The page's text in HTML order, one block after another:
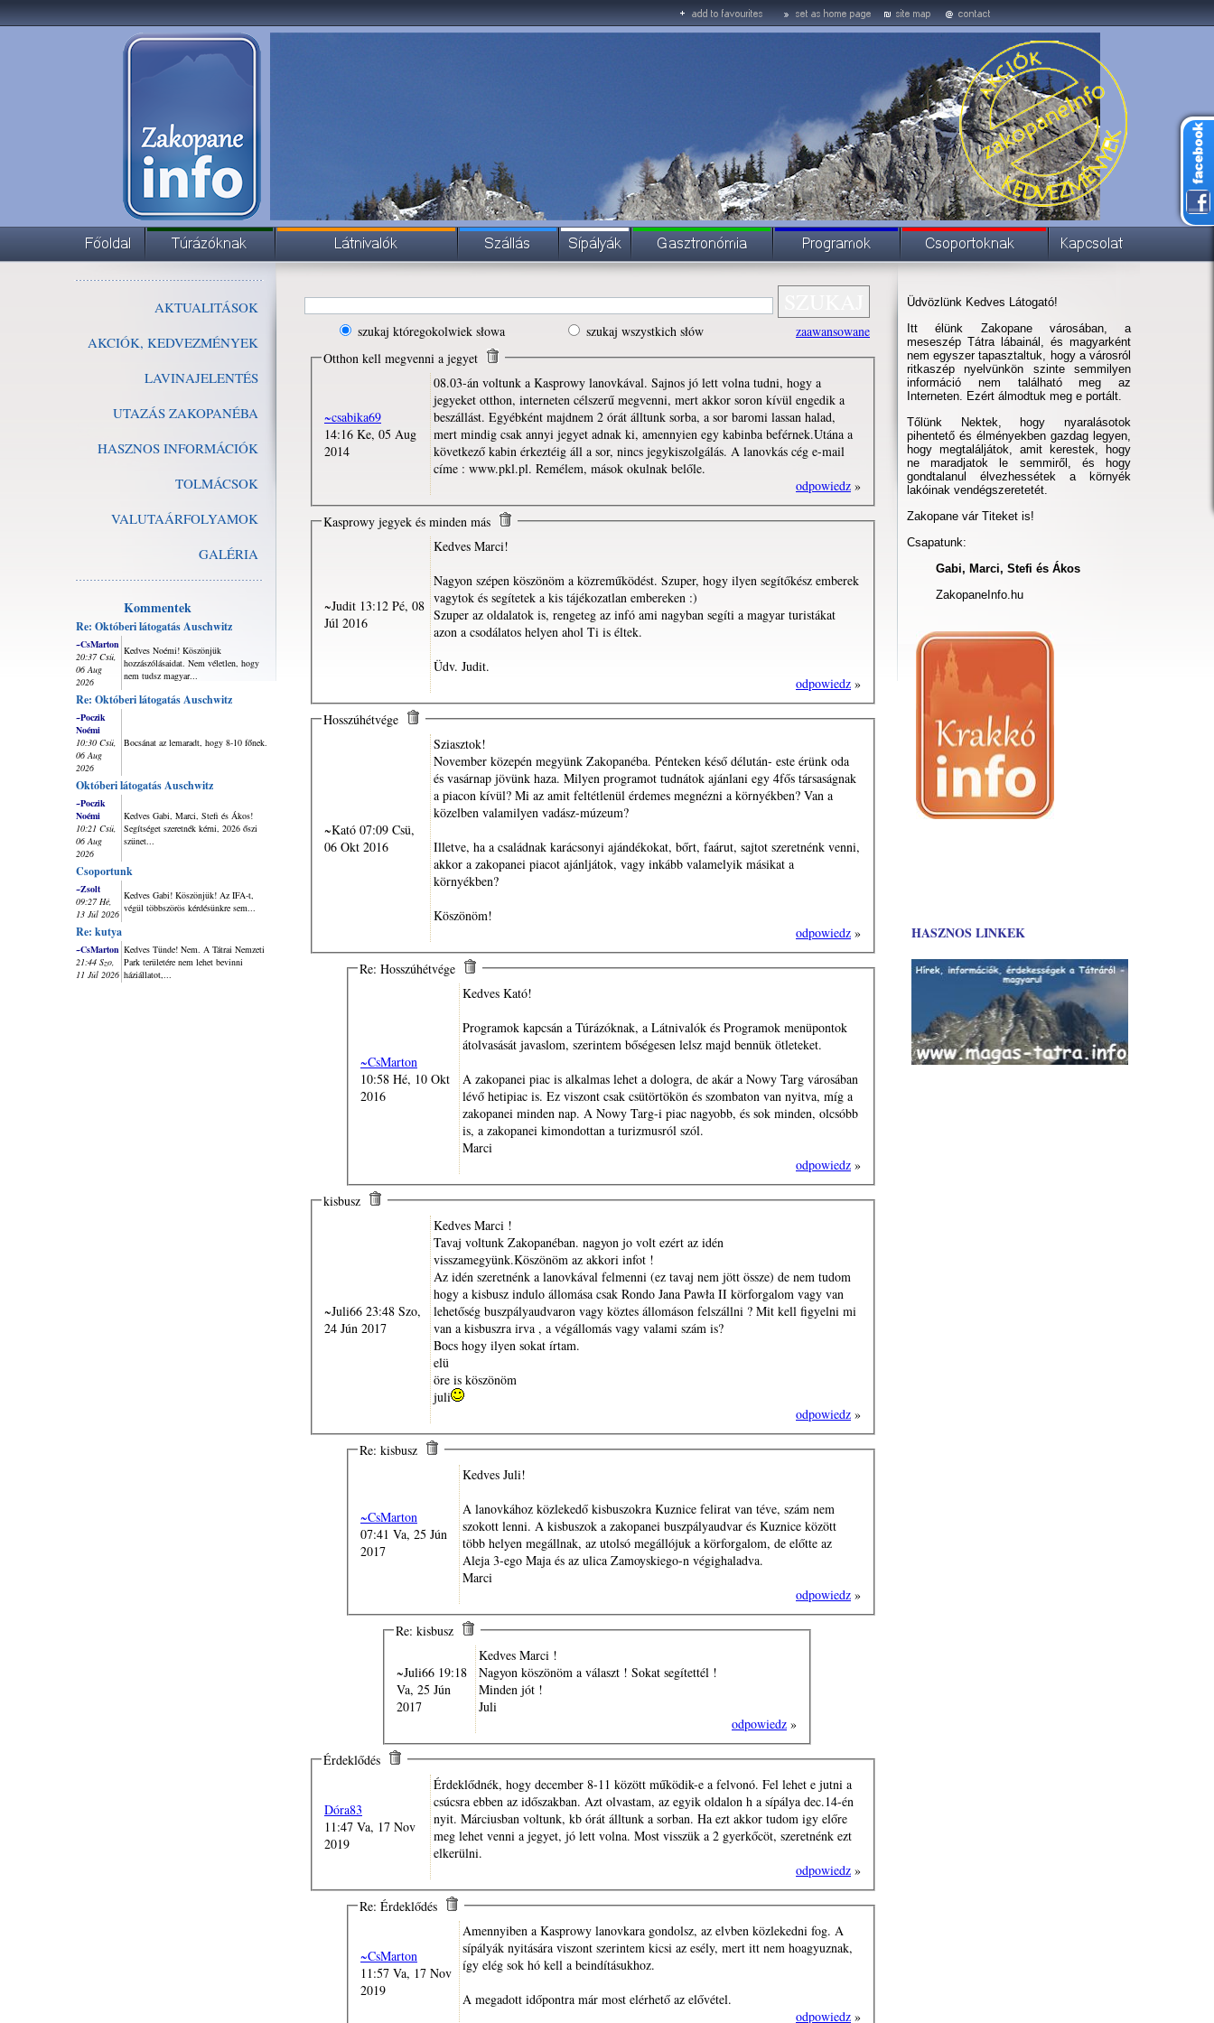
AKTUALITÁSOK
AKCIÓK, KEDVEZMÉNYEK
LAVINAJELENTÉS
UTAZÁS ZAKOPANÉBA
HASZNOS INFORMÁCIÓK
TOLMÁCSOK
VALUTAÁRFOLYAMOK
GALÉRIA
Kommentek
Re: Októberi látogatás Auschwitz
~CsMarton
20:37 Csü,
06 Aug
2026
Kedves Noémi! Köszönjük
hozzászólásaidat. Nem véletlen, hogy
nem tudsz magyar...
Re: Októberi látogatás Auschwitz
~Poczik
Noémi
10:30 Csü,
06 Aug
2026
Bocsánat az lemaradt, hogy 8-10 főnek.
Októberi látogatás Auschwitz
~Poczik
Noémi
10:21 Csü,
06 Aug
2026
Kedves Gabi, Marci, Stefi és Ákos!
Segítséget szeretnék kérni, 2026 őszi
szünet...
Csoportunk
~Zsolt
09:27 Hé,
13 Júl 2026
Kedves Gabi! Köszönjük! Az IFA-t,
végül többszörös kérdésünkre sem...
Re: kutya
~CsMarton
21:44 Szo,
11 Júl 2026
Kedves Tünde! Nem. A Tátrai Nemzeti
Park területére nem lehet bevinni
háziállatot,...
szukaj któregokolwiek słowa szukaj wszystkich słów
zaawansowane
Otthon kell megvenni a jegyet
~csabika69
14:16 Ke, 05 Aug
2014
08.03-án voltunk a Kasprowy lanovkával. Sajnos jó lett volna tudni, hogy a
jegyeket otthon, interneten célszerű megvenni, mert akkor soron kívül engedik a
beszállást. Egyébként majdnem 2 órát álltunk sorba, a sor baromi lassan halad,
mert mindig csak annyi jegyet adnak ki, amennyien egy kabinba beférnek.Utána a
következő kabin érkeztéig áll a sor, nincs jegykiszolgálás. A lanovkás cég e-mail
címe : www.pkl.pl. Remélem, mások okulnak belőle.
odpowiedz »
Kasprowy jegyek és minden más
~Judit 13:12 Pé, 08
Júl 2016
Kedves Marci!
Nagyon szépen köszönöm a közreműködést. Szuper, hogy ilyen segítőkész emberek
vagytok és segítetek a kis tájékozatlan embereken :)
Szuper az oldalatok is, rengeteg az infó ami nagyban segíti a magyar turistákat
azon a csodálatos helyen ahol Ti is éltek.
Üdv. Judit.
odpowiedz »
Hosszúhétvége
~Kató 07:09 Csü,
06 Okt 2016
Sziasztok!
November közepén megyünk Zakopanéba. Pénteken késő délután- este érünk oda
és vasárnap jövünk haza. Milyen programot tudnátok ajánlani egy 4fős társaságnak
a piacon kívül? Mi az amit feltétlenül érdemes megnézni a környékben? Van a
közelben valamilyen vadász-múzeum?
Illetve, ha a családnak karácsonyi ajándékokat, bőrt, faárut, sajtot szeretnénk venni,
akkor a zakopanei piacot ajánljátok, vagy inkább valamelyik másikat a
környékben?
Köszönöm!
odpowiedz »
Re: Hosszúhétvége
~CsMarton
10:58 Hé, 10 Okt
2016
Kedves Kató!
Programok kapcsán a Túrázóknak, a Látnivalók és Programok menüpontok
átolvasását javaslom, szerintem bőségesen lelsz majd bennük ötleteket.
A zakopanei piac is alkalmas lehet a dologra, de akár a Nowy Targ városában
lévő hetipiac is. Ez viszont csak csütörtökön és szombaton van nyitva, míg a
zakopanei minden nap. A Nowy Targ-i piac nagyobb, és sok minden, olcsóbb
is, a zakopanei kimondottan a turizmusról szól.
Marci
odpowiedz »
kisbusz
~Juli66 23:48 Szo,
24 Jún 2017
Kedves Marci !
Tavaj voltunk Zakopanéban. nagyon jo volt ezért az idén
visszamegyünk.Köszönöm az akkori infot !
Az idén szeretnénk a lanovkával felmenni (ez tavaj nem jött össze) de nem tudom
hogy a kisbusz indulo állomása csak Rondo Jana Pawła II körforgalom vagy van
lehetőség buszpályaudvaron vagy köztes állomáson felszállni ? Mit kell figyelni mi
van a kisbuszra irva , a végállomás vagy valami szám is?
Bocs hogy ilyen sokat írtam.
elü
öre is köszönöm
juli
odpowiedz »
Re: kisbusz
~CsMarton
07:41 Va, 25 Jún
2017
Kedves Juli!
A lanovkához közlekedő kisbuszokra Kuznice felirat van téve, szám nem
szokott lenni. A kisbuszok a zakopanei buszpályaudvar és Kuznice között
több helyen megállnak, az utolsó megállójuk a körforgalom, de előtte az
Aleja 3-ego Maja és az ulica Zamoyskiego-n végighaladva.
Marci
odpowiedz »
Re: kisbusz
~Juli66 19:18
Va, 25 Jún
2017
Kedves Marci !
Nagyon köszönöm a választ ! Sokat segítettél !
Minden jót !
Juli
odpowiedz »
Érdeklődés
Dóra83
11:47 Va, 17 Nov
2019
Érdeklődnék, hogy december 8-11 között működik-e a felvonó. Fel lehet e jutni a
csúcsra ebben az időszakban. Azt olvastam, az egyik oldalon h a sípálya dec.14-én
nyit. Márciusban voltunk, kb órát álltunk a sorban. Ha ezt akkor tudom igy előre
meg lehet venni a jegyet, jó lett volna. Most visszük a 2 gyerkőcöt, szeretnénk ezt
elkerülni.
odpowiedz »
Re: Érdeklődés
~CsMarton
11:57 Va, 17 Nov
2019
Amennyiben a Kasprowy lanovkara gondolsz, az elvben közlekedni fog. A
sípályák nyitására viszont szerintem kicsi az esély, mert itt nem hoagyuznak,
így elég sok hó kell a beindításukhoz.
A megadott időpontra már most elérhető az elővétel.
odpowiedz »
Üdvözlünk Kedves Látogató!
Itt élünk Zakopane városában, a
meseszép Tátra lábainál, és magyarként
nem egyszer tapasztaltuk, hogy a városról
ritkaszép nyelvünkön szinte semmilyen
információ nem található meg az
Interneten. Ezért álmodtuk meg e portált.
Tőlünk Nektek, hogy nyaralásotok
pihentető és élményekben gazdag legyen,
hogy megtaláljátok, amit kerestek, hogy
ne maradjatok le semmiről, és hogy
gondtalanul élvezhessétek a környék
lakóinak vendégszeretetét.
Zakopane vár Titeket is!
Csapatunk:
Gabi, Marci, Stefi és Ákos
ZakopaneInfo.hu
HASZNOS LINKEK